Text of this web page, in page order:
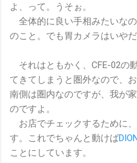
よ、って。うそぉ。
全体的に良い手相みたいな
のこと。でも胃カメラはいやだ
それはともかく、CFE-02の
てきてしまうと圏外なので、
南側は圏内なのですが、我が
のですよ。
お店でチェックするために、
す。これでちゃんと動けば
ことにしています。